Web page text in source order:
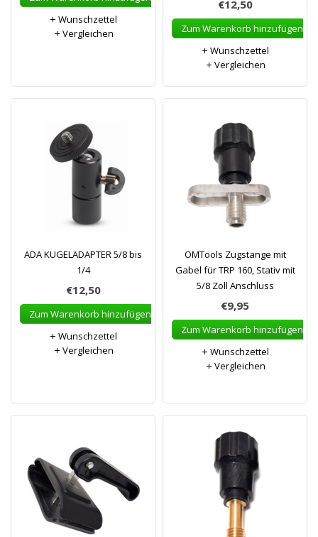
Wunschzettel
Vergleichen
€12,50
Zum Warenkorb hinzufügen
Wunschzettel
Vergleichen
ADA KUGELADAPTER 5/8 bis
1/4
€12,50
Zum Warenkorb hinzufügen
Wunschzettel
Vergleichen
OMTools Zugstange mit
Gabel für TRP 160, Stativ mit
5/8 Zoll Anschluss
€9,95
Zum Warenkorb hinzufügen
Wunschzettel
Vergleichen